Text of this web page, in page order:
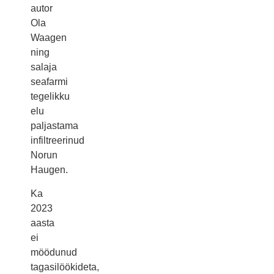
autor
Ola
Waagen
ning
salaja
seafarmi
tegelikku
elu
paljastama
infiltreerinud
Norun
Haugen.
Ka
2023
aasta
ei
möödunud
tagasilöökideta,